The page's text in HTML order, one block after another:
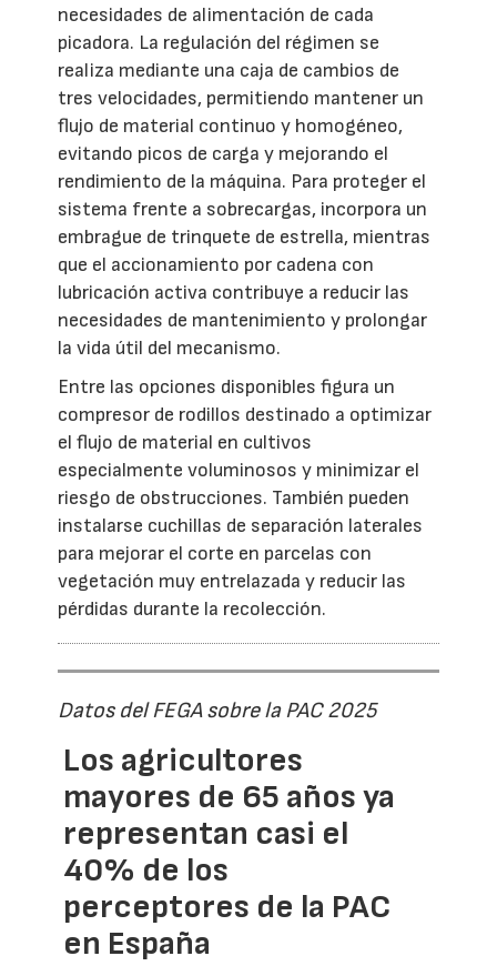
necesidades de alimentación de cada
picadora. La regulación del régimen se
realiza mediante una caja de cambios de
tres velocidades, permitiendo mantener un
flujo de material continuo y homogéneo,
evitando picos de carga y mejorando el
rendimiento de la máquina. Para proteger el
sistema frente a sobrecargas, incorpora un
embrague de trinquete de estrella, mientras
que el accionamiento por cadena con
lubricación activa contribuye a reducir las
necesidades de mantenimiento y prolongar
la vida útil del mecanismo.
Entre las opciones disponibles figura un
compresor de rodillos destinado a optimizar
el flujo de material en cultivos
especialmente voluminosos y minimizar el
riesgo de obstrucciones. También pueden
instalarse cuchillas de separación laterales
para mejorar el corte en parcelas con
vegetación muy entrelazada y reducir las
pérdidas durante la recolección.
Datos del FEGA sobre la PAC 2025
Los agricultores
mayores de 65 años ya
representan casi el
40% de los
perceptores de la PAC
en España